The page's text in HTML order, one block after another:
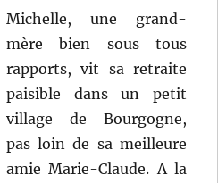
Michelle, une grand-
mère bien sous tous
rapports, vit sa retraite
paisible dans un petit
village de Bourgogne,
pas loin de sa meilleure
amie Marie-Claude. A la